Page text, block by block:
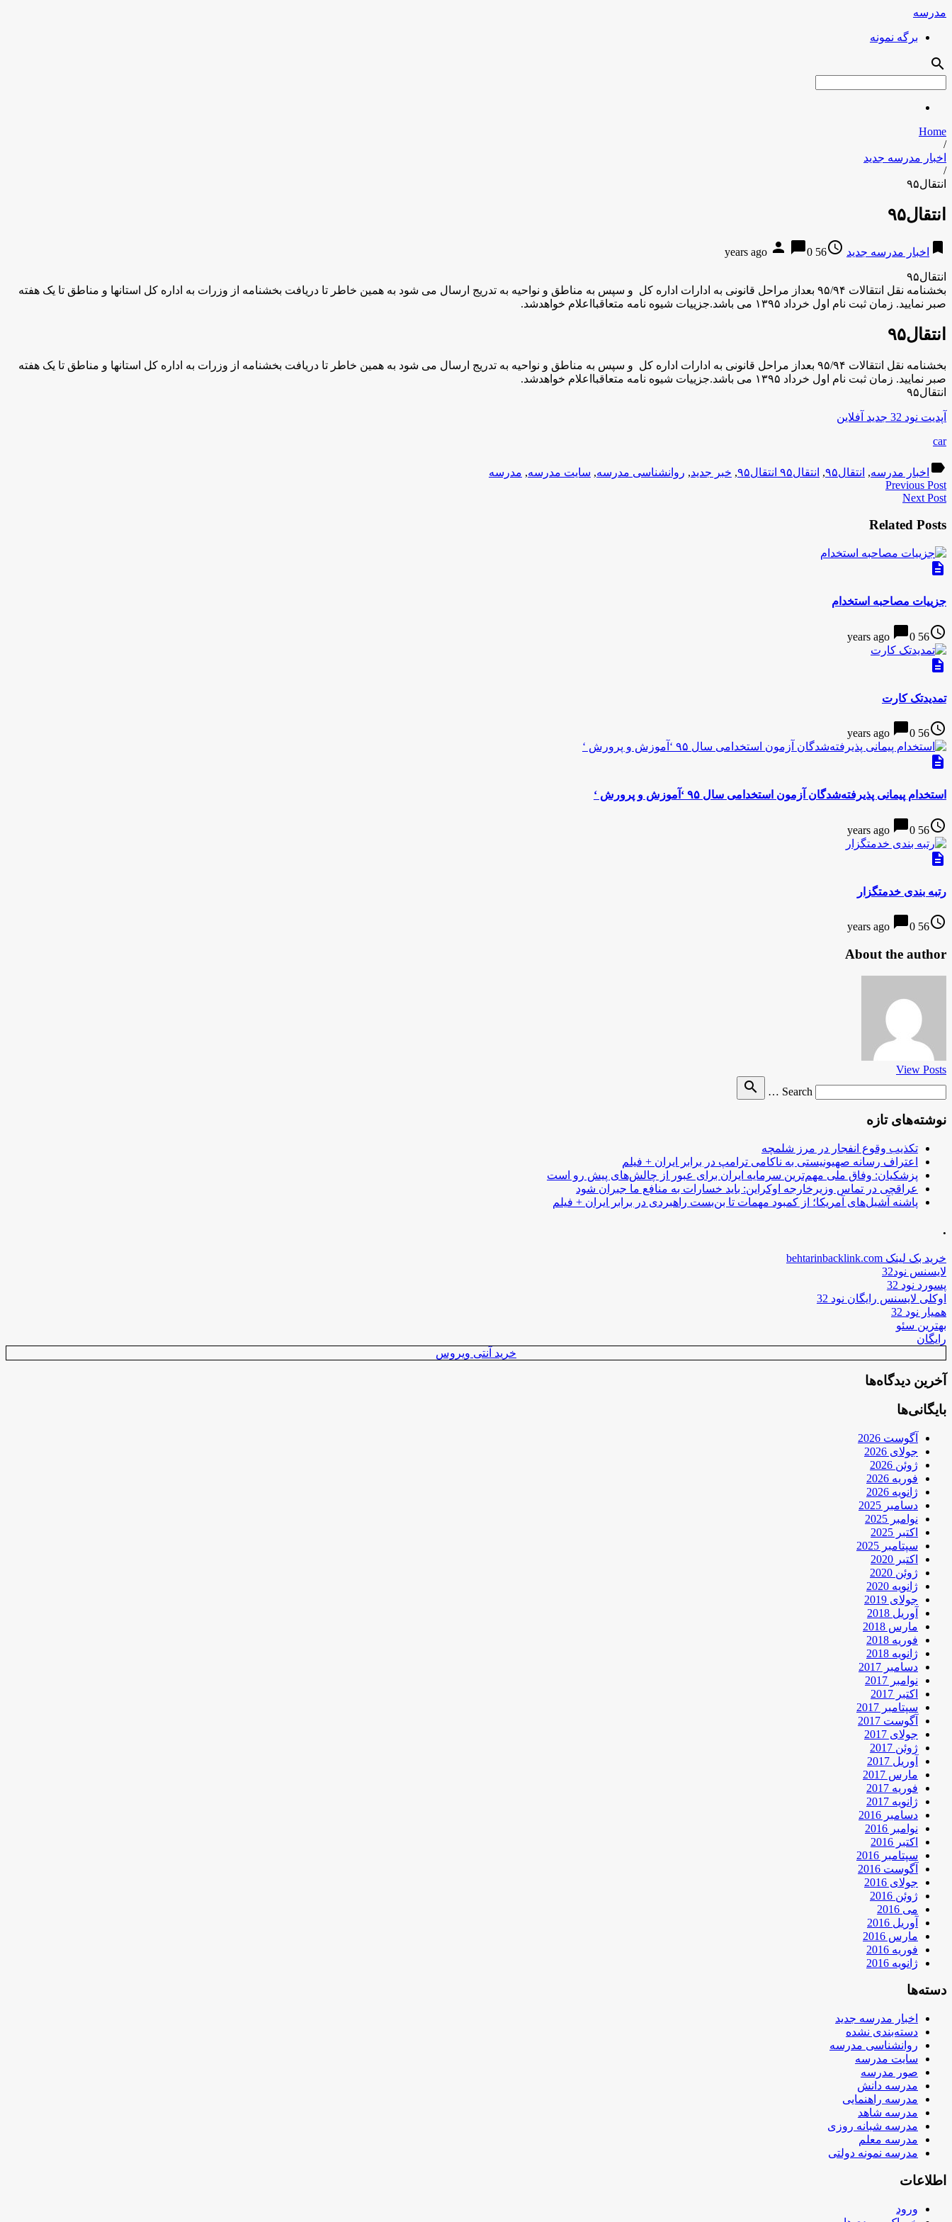
مدرسه
برگه نمونه
search
Home
/
اخبار مدرسه جدید
/
انتقال۹۵
انتقال۹۵
bookmark اخبار مدرسه جدید access_time
56 years ago
person chat_bubble0
انتقال۹۵
بخشنامه نقل انتقالات ۹۵/۹۴ بعداز مراحل قانونی به ادارات اداره کل و سپس به مناطق و نواحیه به تدریج ارسال می شود به همین خاطر تا دریافت بخشنامه از وزرات به اداره کل استانها و مناطق تا یک هفته
صبر نمایید. زمان ثبت نام اول خرداد ۱۳۹۵ می باشد.جزییات شیوه نامه متعاقبااعلام خواهدشد.
انتقال۹۵
بخشنامه نقل انتقالات ۹۵/۹۴ بعداز مراحل قانونی به ادارات اداره کل و سپس به مناطق و نواحیه به تدریج ارسال می شود به همین خاطر تا دریافت بخشنامه از وزرات به اداره کل استانها و مناطق تا یک هفته
صبر نمایید. زمان ثبت نام اول خرداد ۱۳۹۵ می باشد.جزییات شیوه نامه متعاقبااعلام خواهدشد.
انتقال۹۵
آپدیت نود 32 جدید آفلاین
car
label اخبار مدرسه, انتقال۹۵ , انتقال۹۵ انتقال۹۵ , خبر جدید, روانشناسی مدرسه, سایت مدرسه, مدرسه
Previous Post
Next Post
Related Posts
description
جزییات مصاحبه استخدام
access_time
56 years ago
chat_bubble0
description
تمدیدتک کارت
access_time
56 years ago
chat_bubble0
description
استخدام پیمانی پذیرفته‌شدگان آزمون استخدامی سال ۹۵ ‘آموزش و پرورش ‘
access_time
56 years ago
chat_bubble0
description
رتبه بندی خدمتگزار
access_time
56 years ago
chat_bubble0
About the author
View Posts
Search …
search
نوشته‌های تازه
تکذیب وقوع انفجار در مرز شلمچه
اعتراف رسانه صهیونیستی به ناکامی ترامپ در برابر ایران + فیلم
پزشکیان: وفاق ملی مهم‌ترین سرمایه ایران برای عبور از چالش‌های پیش رو است
عراقچی در تماس وزیرخارجه اوکراین: باید خسارات به منافع ما جبران شود
پاشنه آشیل‌های آمریکا؛ از کمبود مهمات تا بن‌بست راهبردی در برابر ایران + فیلم
.
خرید بک لینک behtarinbacklink.com
لایسنس نود32
پسورد نود 32
اوکلی لایسنس رایگان نود 32
همیار نود 32
بهترین سئو
رایگان
خرید آنتی ویروس
آخرین دیدگاه‌ها
بایگانی‌ها
آگوست 2026
جولای 2026
ژوئن 2026
فوریه 2026
ژانویه 2026
دسامبر 2025
نوامبر 2025
اکتبر 2025
سپتامبر 2025
اکتبر 2020
ژوئن 2020
ژانویه 2020
جولای 2019
آوریل 2018
مارس 2018
فوریه 2018
ژانویه 2018
دسامبر 2017
نوامبر 2017
اکتبر 2017
سپتامبر 2017
آگوست 2017
جولای 2017
ژوئن 2017
آوریل 2017
مارس 2017
فوریه 2017
ژانویه 2017
دسامبر 2016
نوامبر 2016
اکتبر 2016
سپتامبر 2016
آگوست 2016
جولای 2016
ژوئن 2016
می 2016
آوریل 2016
مارس 2016
فوریه 2016
ژانویه 2016
دسته‌ها
اخبار مدرسه جدید
دسته‌بندی نشده
روانشناسی مدرسه
سایت مدرسه
صور مدرسه
مدرسه دانش
مدرسه راهنمایی
مدرسه شاهد
مدرسه شبانه روزی
مدرسه معلم
مدرسه نمونه دولتی
اطلاعات
ورود